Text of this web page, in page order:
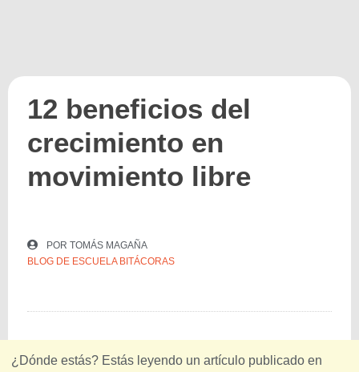
12 beneficios del
crecimiento en
movimiento libre
POR TOMÁS MAGAÑA
BLOG DE ESCUELA BITÁCORAS
¿Dónde estás? Estás leyendo un artículo publicado en